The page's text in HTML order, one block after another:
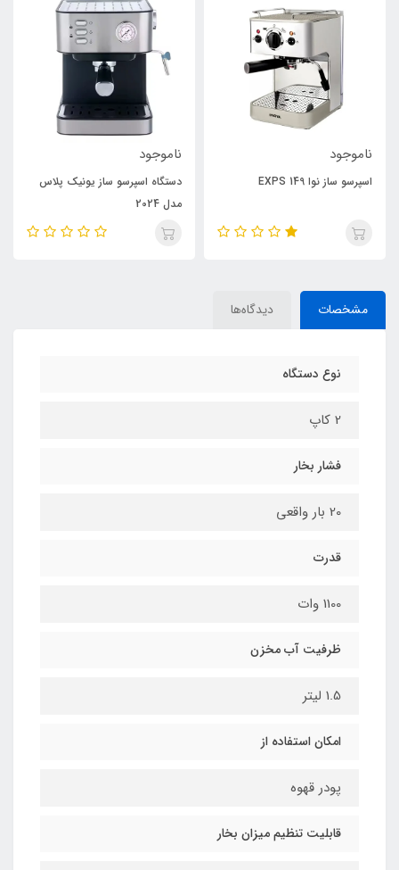
ناموجود
اسپرسو ساز نوا 149 EXPS
ناموجود
دستگاه اسپرسو ساز یونیک پلاس
مدل 2024
مشخصات دیدگاه‌ها
نوع دستگاه
2 کاپ
فشار بخار
20 بار واقعی
قدرت
1100 وات
ظرفیت آب مخزن
1.5 لیتر
امکان استفاده از
پودر قهوه
قابلیت تنظیم میزان بخار